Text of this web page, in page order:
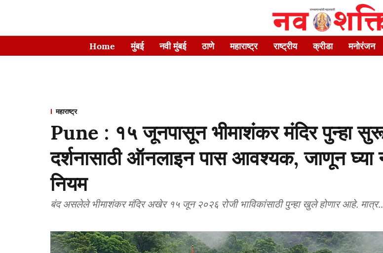
Home मुंबई नवी मुंबई ठाणे महाराष्ट्र राष्ट्रीय क्रीडा मनोरंजन
महाराष्ट्र
Pune : १५ जूनपासून भीमाशंकर मंदिर पुन्हा
दर्शनासाठी ऑनलाइन पास आवश्यक, जाणून घ्या
नियम
बंद असलेले भीमाशंकर मंदिर अखेर १५ जून २०२६ रोजी भाविकांसाठी पुन्हा खुले होणार आहे.